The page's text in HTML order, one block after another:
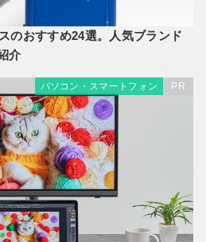
のおすすめ24選。人気ブランド
介
パソコン・スマートフォン PR